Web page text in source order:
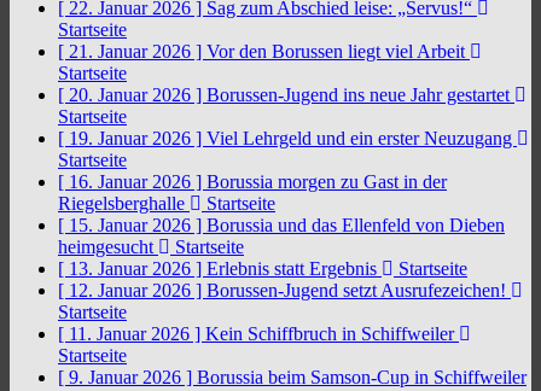
[ 22. Januar 2026 ] Sag zum Abschied leise: „Servus!“
Startseite
[ 21. Januar 2026 ] Vor den Borussen liegt viel Arbeit
Startseite
[ 20. Januar 2026 ] Borussen-Jugend ins neue Jahr gestartet
Startseite
[ 19. Januar 2026 ] Viel Lehrgeld und ein erster Neuzugang
Startseite
[ 16. Januar 2026 ] Borussia morgen zu Gast in der
Riegelsberghalle
Startseite
[ 15. Januar 2026 ] Borussia und das Ellenfeld von Dieben
heimgesucht
Startseite
[ 13. Januar 2026 ] Erlebnis statt Ergebnis
Startseite
[ 12. Januar 2026 ] Borussen-Jugend setzt Ausrufezeichen!
Startseite
[ 11. Januar 2026 ] Kein Schiffbruch in Schiffweiler
Startseite
[ 9. Januar 2026 ] Borussia beim Samson-Cup in Schiffweiler